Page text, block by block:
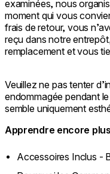
examinées, nous
moment qui vous
frais de retour, vous
reçu dans notre
remplacement et vous
Veuillez ne pas tenter
endommagée pendant
semble uniquement
Apprendre encore plus
Accessoires Inclus -